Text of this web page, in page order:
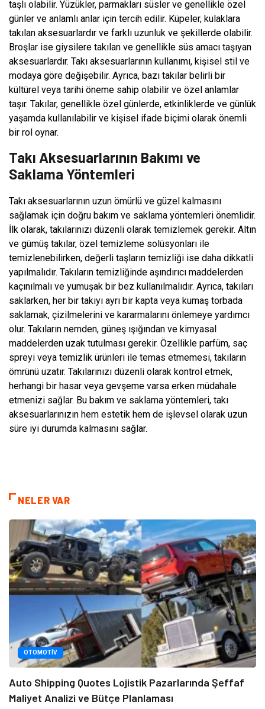
taşlı olabilir. Yüzükler, parmakları süsler ve genellikle özel
günler ve anlamlı anlar için tercih edilir. Küpeler, kulaklara
takılan aksesuarlardır ve farklı uzunluk ve şekillerde olabilir.
Broşlar ise giysilere takılan ve genellikle süs amacı taşıyan
aksesuarlardır. Takı aksesuarlarının kullanımı, kişisel stil ve
modaya göre değişebilir. Ayrıca, bazı takılar belirli bir
kültürel veya tarihi öneme sahip olabilir ve özel anlamlar
taşır. Takılar, genellikle özel günlerde, etkinliklerde ve günlük
yaşamda kullanılabilir ve kişisel ifade biçimi olarak önemli
bir rol oynar.
Takı Aksesuarlarının Bakımı ve
Saklama Yöntemleri
Takı aksesuarlarının uzun ömürlü ve güzel kalmasını
sağlamak için doğru bakım ve saklama yöntemleri önemlidir.
İlk olarak, takılarınızı düzenli olarak temizlemek gerekir. Altın
ve gümüş takılar, özel temizleme solüsyonları ile
temizlenebilirken, değerli taşların temizliği ise daha dikkatli
yapılmalıdır. Takıların temizliğinde aşındırıcı maddelerden
kaçınılmalı ve yumuşak bir bez kullanılmalıdır. Ayrıca, takıları
saklarken, her bir takıyı ayrı bir kapta veya kumaş torbada
saklamak, çizilmelerini ve kararmalarını önlemeye yardımcı
olur. Takıların nemden, güneş ışığından ve kimyasal
maddelerden uzak tutulması gerekir. Özellikle parfüm, saç
spreyi veya temizlik ürünleri ile temas etmemesi, takıların
ömrünü uzatır. Takılarınızı düzenli olarak kontrol etmek,
herhangi bir hasar veya gevşeme varsa erken müdahale
etmenizi sağlar. Bu bakım ve saklama yöntemleri, takı
aksesuarlarınızın hem estetik hem de işlevsel olarak uzun
süre iyi durumda kalmasını sağlar.
NELER VAR
OTOMOTIV
Auto Shipping Quotes Lojistik Pazarlarında Şeffaf
Maliyet Analizi ve Bütçe Planlaması